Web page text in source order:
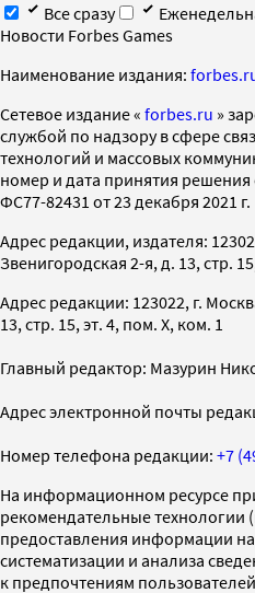
Все сразу
Новости Forbes Games
Наименование издания:
Cетевое издание « forbes.ru »
службой по надзору в сфере
технологий и массовых
номер и дата принятия
ФС77-82431 от 23 декабря 2021 г.
Адрес редакции, издателя:
Звенигородская 2-я, д. 13, стр.
Адрес редакции: 123022, г.
13, стр. 15, эт. 4, пом. X, ком. 1
Главный редактор: Мазурин
Адрес электронной почты
Номер телефона редакции: +7
На информационном ресурсе
рекомендательные
предоставления информации
систематизации и анализа
к предпочтениям